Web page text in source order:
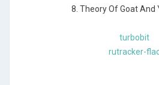
8. Theory Of Goat And
turbobit
rutracker-